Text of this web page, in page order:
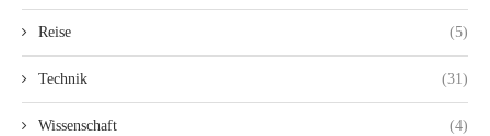
Reise (5)
Technik (31)
Wissenschaft (4)